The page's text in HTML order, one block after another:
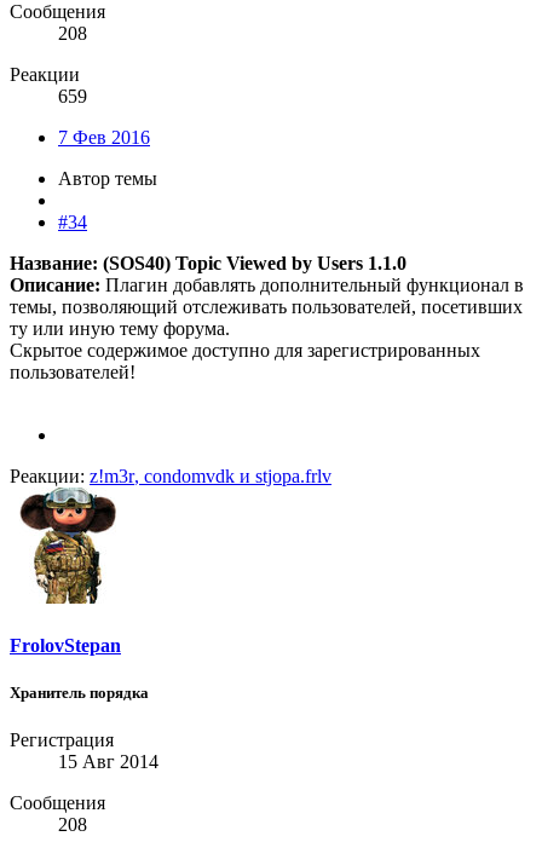
Сообщения
208
Реакции
659
7 Фев 2016
Автор темы
#34
Название: (SOS40) Topic Viewed by Users 1.1.0
Описание: Плагин добавлять дополнительный функционал в
темы, позволяющий отслеживать пользователей, посетивших
ту или иную тему форума.
Скрытое содержимое доступно для зарегистрированных
пользователей!
Реакции: z!m3r, condomvdk и stjopa.frlv
FrolovStepan
Хранитель порядка
Регистрация
15 Авг 2014
Сообщения
208